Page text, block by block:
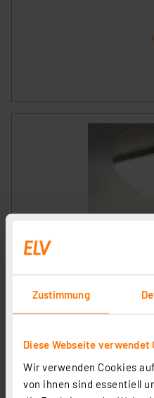
Zustimmung
Diese Webseite verwendet
Wir verwenden Cookies
von ihnen sind essentiell
HEITRONIC 24-W-LED-
mit Bajonett-Anschluss,
2 3 4